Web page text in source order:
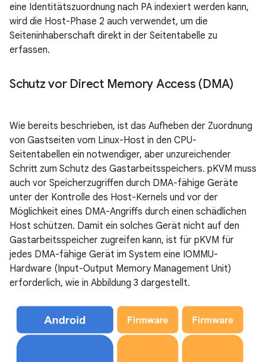
eine Identitätszuordnung nach PA indexiert werden kann,
wird die Host-Phase 2 auch verwendet, um die
Seiteninhaberschaft direkt in der Seitentabelle zu
erfassen.
Schutz vor Direct Memory Access (DMA)
Wie bereits beschrieben, ist das Aufheben der Zuordnung
von Gastseiten vom Linux-Host in den CPU-
Seitentabellen ein notwendiger, aber unzureichender
Schritt zum Schutz des Gastarbeitsspeichers. pKVM muss
auch vor Speicherzugriffen durch DMA-fähige Geräte
unter der Kontrolle des Host-Kernels und vor der
Möglichkeit eines DMA-Angriffs durch einen schädlichen
Host schützen. Damit ein solches Gerät nicht auf den
Gastarbeitsspeicher zugreifen kann, ist für pKVM für
jedes DMA-fähige Gerät im System eine IOMMU-
Hardware (Input-Output Memory Management Unit)
erforderlich, wie in Abbildung 3 dargestellt.